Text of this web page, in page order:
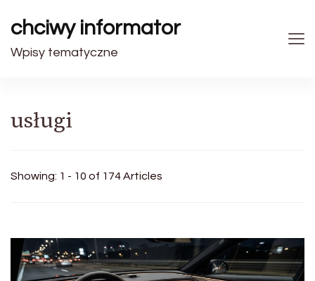
chciwy informator
Wpisy tematyczne
usługi
Showing: 1 - 10 of 174 Articles